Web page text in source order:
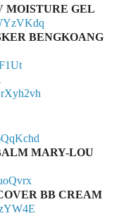
MOISTURE GEL
BENGKOANG
MARY-LOU
BB CREAM